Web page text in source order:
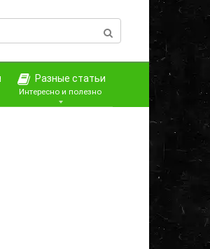
Разные статьи
Интересно и полезно